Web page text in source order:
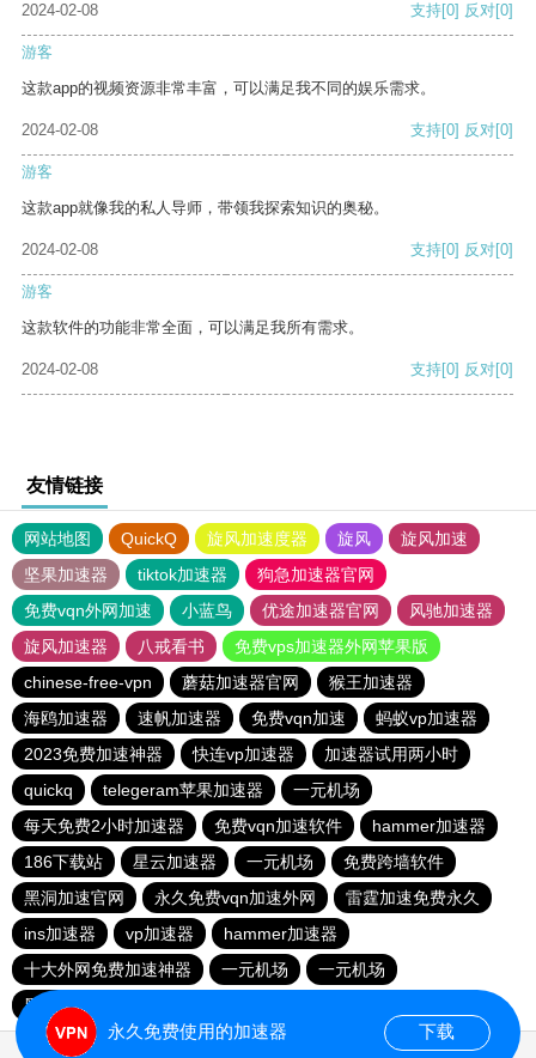
2024-02-08
支持[0] 反对[0]
游客
这款app的视频资源非常丰富，可以满足我不同的娱乐需求。
2024-02-08 支持[0] 反对[0]
游客
这款app就像我的私人导师，带领我探索知识的奥秘。
2024-02-08 支持[0] 反对[0]
游客
这款软件的功能非常全面，可以满足我所有需求。
2024-02-08 支持[0] 反对[0]
友情链接
网站地图 QuickQ 旋风加速度器 旋风
旋风加速
坚果加速器
tiktok加速器
狗急加速器官网
免费vqn外网加速
小蓝鸟 优途加速器官网
风驰加速器
旋风加速器
八戒看书
免费vps加速器外网苹果版
chinese-free-vpn
蘑菇加速器官网
猴王加速器
海鸥加速器
速帆加速器 免费vqn加速
蚂蚁vp加速器
2023免费加速神器
快连vp加速器
加速器试用两小时
quickq
telegeram苹果加速器
一元机场
每天免费2小时加速器
免费vqn加速软件
hammer加速器
186下载站
星云加速器 一元机场
免费跨墙软件
黑洞加速官网
永久免费vqn加速外网
雷霆加速免费永久
ins加速器
vp加速器
hammer加速器
十大外网免费加速神器
一元机场
一元机场
黑洞加速官网
永久免费使用的加速器 下载